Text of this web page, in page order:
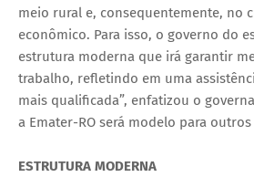
meio rural e, consequentemente, no
econômico. Para isso, o governo do
estrutura moderna que irá garantir
trabalho, refletindo em uma
mais qualificada”, enfatizou o
a Emater-RO será modelo para
ESTRUTURA MODERNA